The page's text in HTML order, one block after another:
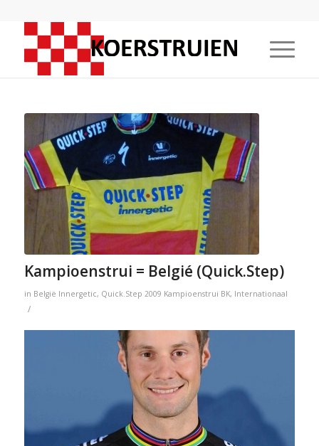
Kampioenstrui = Belgié (Quick.Step)
in België Innergetic, Quick.Step 2009 Kampioenstrui BK, Internationaal
/